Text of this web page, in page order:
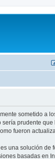
sometido a
prudente
fueron
es una solución de
basadas en